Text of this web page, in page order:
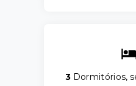
3 Dormitórios,